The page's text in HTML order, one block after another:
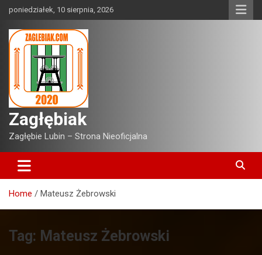
content
poniedziałek, 10 sierpnia, 2026
Zagłębiak
Zagłębie Lubin – Strona Nieoficjalna
Home Mateusz Żebrowski
Tag: Mateusz Żebrowski